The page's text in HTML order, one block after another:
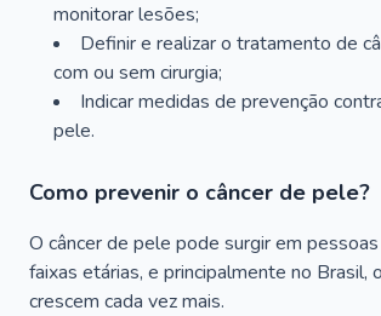
monitorar lesões;
Definir e realizar o tratamento de
com ou sem cirurgia;
Indicar medidas de prevenção
pele.
Como prevenir o câncer de pele?
O câncer de pele pode surgir em
faixas etárias, e principalmente no Brasil,
crescem cada vez mais.